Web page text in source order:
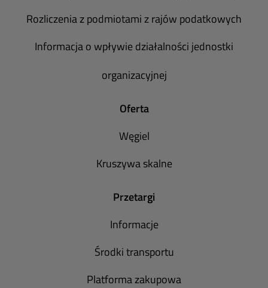
Rozliczenia z podmiotami z rajów podatkowych
Informacja o wpływie działalności jednostki
organizacyjnej
Oferta
Węgiel
Kruszywa skalne
Przetargi
Informacje
Środki transportu
Platforma zakupowa